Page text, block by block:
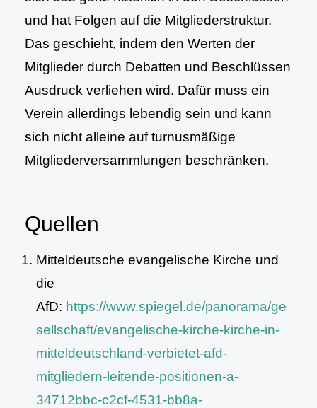
und hat Folgen auf die Mitgliederstruktur.
Das geschieht, indem den Werten der
Mitglieder durch Debatten und Beschlüssen
Ausdruck verliehen wird. Dafür muss ein
Verein allerdings lebendig sein und kann
sich nicht alleine auf turnusmäßige
Mitgliederversammlungen beschränken.
Quellen
Mitteldeutsche evangelische Kirche und
die
AfD: https://www.spiegel.de/panorama/ge
sellschaft/evangelische-kirche-kirche-in-
mitteldeutschland-verbietet-afd-
mitgliedern-leitende-positionen-a-
34712bbc-c2cf-4531-bb8a-